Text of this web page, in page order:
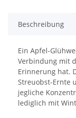
Beschreibung
Ein Apfel-
Verbindung mit
Erinnerung hat.
Streuobst-Ernte
jegliche
lediglich mit